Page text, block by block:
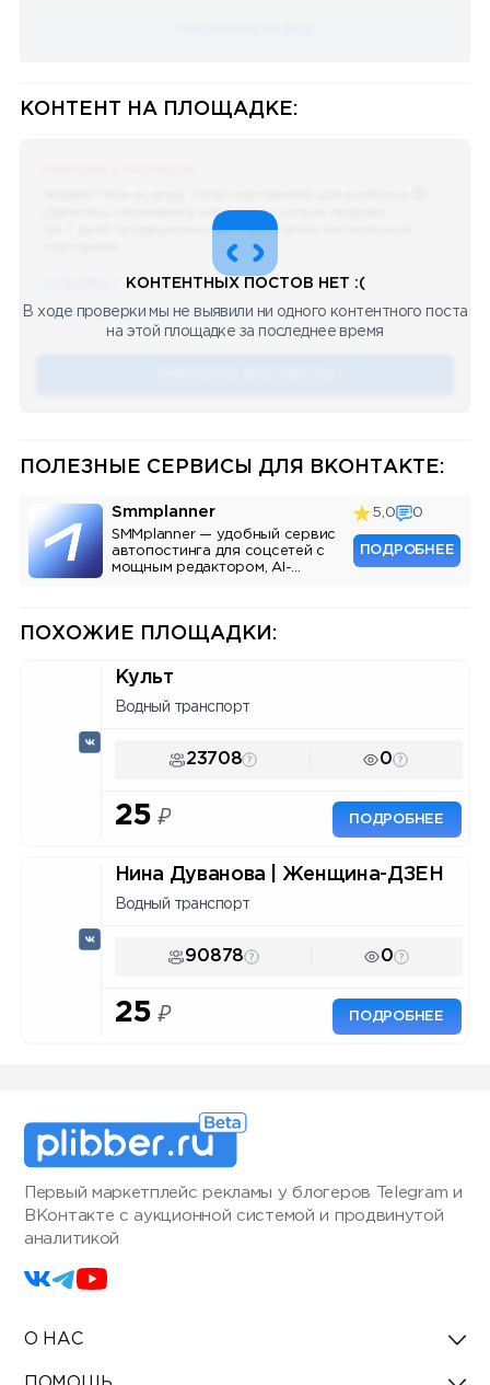
КОНТЕНТ НА ПЛОЩАДКЕ:
Делитесь скринами в комментах целую неделю!
За 7 дней традиционно выберу самые интересные
🔥 75 👍🏻 487 ❤️ 875 🥴 19 12.4k 12:45
КОНТЕНТНЫХ ПОСТОВ НЕТ :(
В ходе проверки мы не выявили ни одного контентного поста
на этой площадке за последнее время
ПОЛЕЗНЫЕ СЕРВИСЫ ДЛЯ ВКОНТАКТЕ:
Smmplanner
SMMplanner — удобный сервис
автопостинга для соцсетей с
мощным редактором, AI-
5,0 0
ПОДРОБНЕЕ
ПОХОЖИЕ ПЛОЩАДКИ:
Культ
Водный транспорт
23708 0
25 ₽ ПОДРОБНЕЕ
Нина Дуванова | Женщина-ДЗЕН
Водный транспорт
90878 0
25 ₽ ПОДРОБНЕЕ
Первый маркетплейс рекламы у блогеров Telegram и
ВКонтакте с аукционной системой и продвинутой
аналитикой
О НАС